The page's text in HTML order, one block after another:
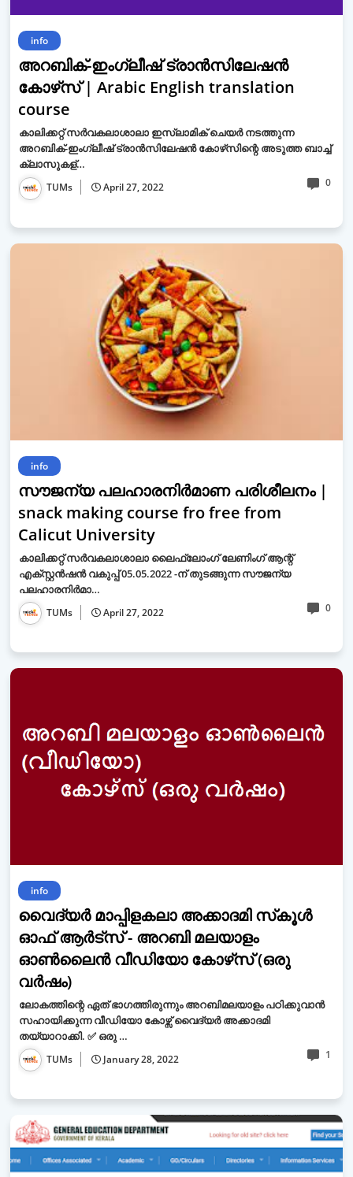
info
അറബിക്-ഇംഗ്ലീഷ് ട്രാന്‍സിലേഷന്‍
കോഴ്‌സ് | Arabic English translation
course
കാലിക്കറ്റ് സര്‍വകലാശാലാ ഇസ്ലാമിക് ചെയര്‍ നടത്തുന്ന
അറബിക്-ഇംഗ്ലീഷ് ട്രാന്‍സിലേഷന്‍ കോഴ്‌സിന്റെ അടുത്ത ബാച്ച്
ക്ലാസുകള്…
TUMs April 27, 2022 0
info
സൗജന്യ പലഹാരനിര്‍മാണ പരിശീലനം |
snack making course fro free from
Calicut University
കാലിക്കറ്റ് സര്‍വകലാശാലാ ലൈഫ്‌ലോംഗ് ലേണിംഗ് ആന്റ്
എക്സ്റ്റന്‍ഷന്‍ വകുപ്പ് 05.05.2022 -ന് തുടങ്ങുന്ന സൗജന്യ
പലഹാരനിര്‍മാ…
TUMs April 27, 2022 0
info
വൈദ്യര്‍ മാപ്പിളകലാ അക്കാദമി സ്‌കൂള്‍
ഓഫ് ആര്‍ട്‌സ് - അറബി മലയാളം
ഓണ്‍ലൈന്‍ വീഡിയോ കോഴ്‌സ് (ഒരു
വര്‍ഷം)
ലോകത്തിന്റെ ഏത് ഭാഗത്തിരുന്നും അറബിമലയാളം പഠിക്കുവാന്‍
സഹായിക്കുന്ന വീഡിയോ കോഴ്സ് വൈദ്യര്‍ അക്കാദമി
തയ്യാറാക്കി. ✅ ഒരു …
TUMs January 28, 2022 1